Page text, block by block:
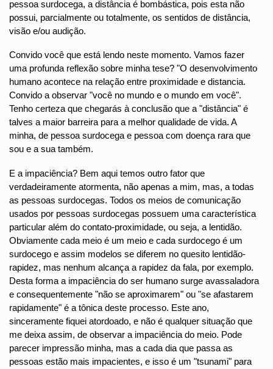
pessoa surdocega, a distância é bombástica, pois esta não
possui, parcialmente ou totalmente, os sentidos de distância,
visão e/ou audição.
Convido você que está lendo neste momento. Vamos fazer
uma profunda reflexão sobre minha tese? "O desenvolvimento
humano acontece na relação entre proximidade e distancia.
Convido a observar "você no mundo e o mundo em você".
Tenho certeza que chegarás à conclusão que a "distância" é
talves a maior barreira para a melhor qualidade de vida. A
minha, de pessoa surdocega e pessoa com doença rara que
sou e a sua também.
E a impaciência? Bem aqui temos outro fator que
verdadeiramente atormenta, não apenas a mim, mas, a todas
as pessoas surdocegas. Todos os meios de comunicação
usados por pessoas surdocegas possuem uma característica
particular além do contato-proximidade, ou seja, a lentidão.
Obviamente cada meio é um meio e cada surdocego é um
surdocego e assim modelos se diferem no quesito lentidão-
rapidez, mas nenhum alcança a rapidez da fala, por exemplo.
Desta forma a impaciência do ser humano surge avassaladora
e consequentemente "não se aproximarem" ou "se afastarem
rapidamente" é a tônica deste processo. Este ano,
sinceramente fiquei atordoado, e não é qualquer situação que
me deixa assim, de observar a impaciência do meio. Pode
parecer impressão minha, mas a cada dia que passa as
pessoas estão mais impacientes, e isso é um "tsunami" para